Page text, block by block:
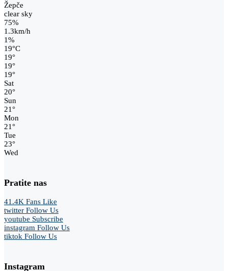
Žepče
clear sky
75%
1.3km/h
1%
19°C
19°
19°
19°
Sat
20°
Sun
21°
Mon
21°
Tue
23°
Wed
Pratite nas
41.4K Fans Like
twitter Follow Us
youtube Subscribe
instagram Follow Us
tiktok Follow Us
Instagram